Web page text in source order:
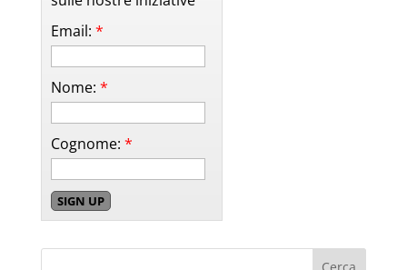
Email: *
Nome: *
Cognome: *